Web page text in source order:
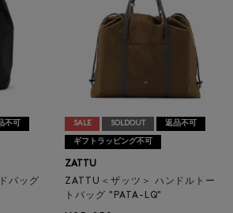
不可
バッグ
SALE SOLDOUT 返品不可
ギフトラッピング不可
ZATTU
ZATTU＜ザッツ＞ ハンドルトー
トバッグ "PATA-LQ"